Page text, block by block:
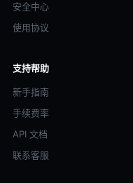
安全中心
使用协议
支持帮助
新手指南
手续费率
API 文档
联系客服